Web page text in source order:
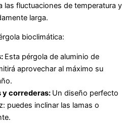
las fluctuaciones de temperatura y
larga.
bioclimática:
Esta pérgola de aluminio de
aprovechar al máximo su
y correderas: Un diseño perfecto
puedes inclinar las lamas o